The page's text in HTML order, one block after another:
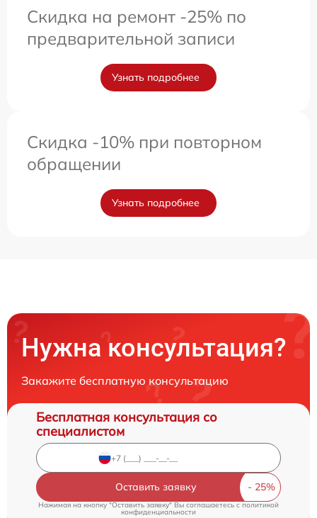
Скидка на ремонт -25% по
предварительной записи
Узнать подробнее
Скидка -10% при повторном
обращении
Узнать подробнее
Нужна консультация?
Закажите бесплатную консультацию
Бесплатная консультация со
специалистом
Оставить заявку
Нажимая на кнопку "Оставить заявку" Вы соглашаетесь c политикой
конфиденциальности